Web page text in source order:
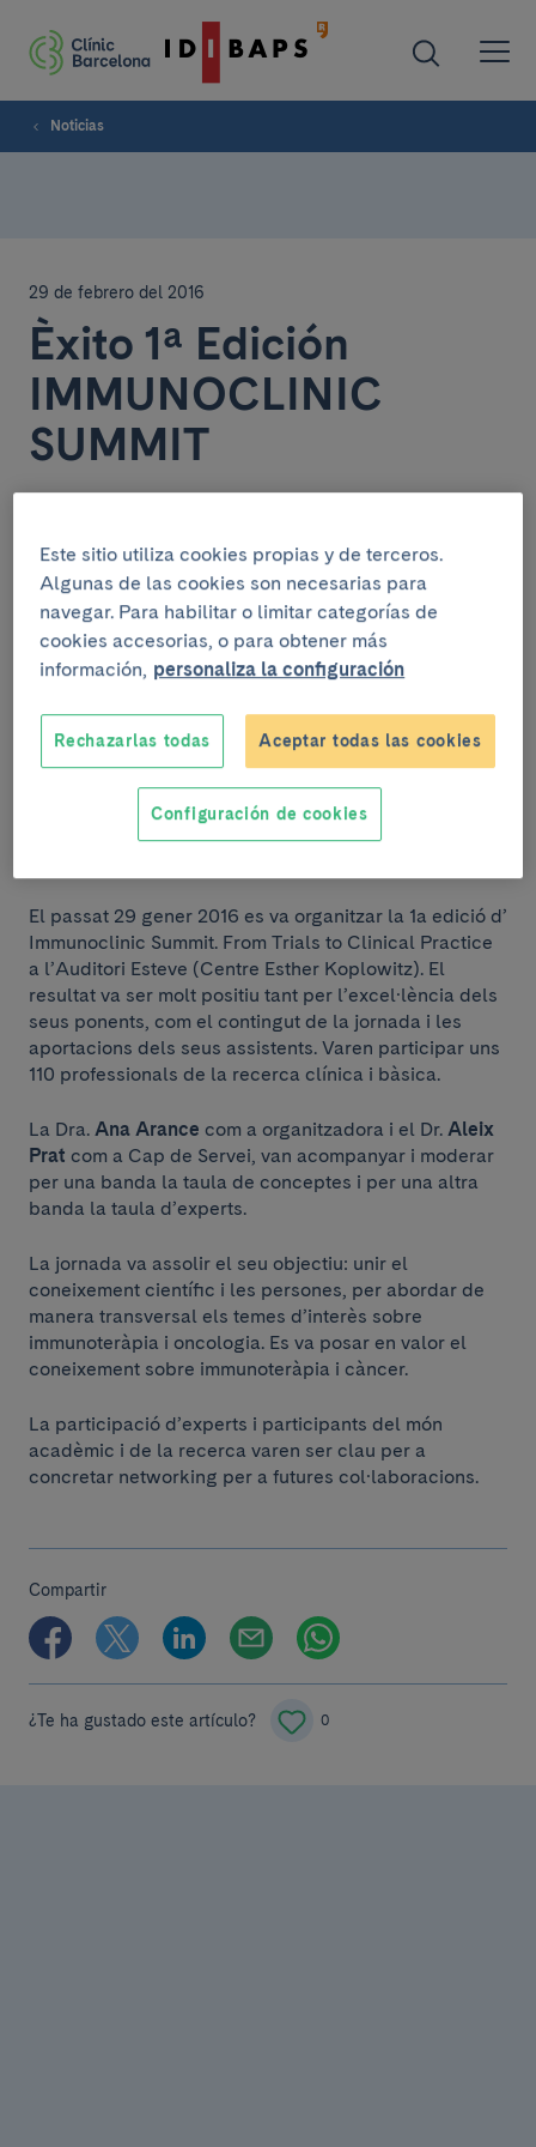
Noticias
29 de febrero del 2016
Èxito 1ª Edición
IMMUNOCLINIC
SUMMIT
El passat 29 gener 2016 es va organitzar la 1a edició d’
Immunoclinic Summit. From Trials to Clinical Practice
a l’Auditori Esteve (Centre Esther Koplowitz). El
resultat va ser molt positiu tant per l’excel·lència dels
seus ponents, com el contingut de la jornada i les
aportacions dels seus assistents. Varen participar uns
110 professionals de la recerca clínica i bàsica.
La Dra. Ana Arance com a organitzadora i el Dr. Aleix
Prat com a Cap de Servei, van acompanyar i moderar
per una banda la taula de conceptes i per una altra
banda la taula d’experts.
La jornada va assolir el seu objectiu: unir el
coneixement científic i les persones, per abordar de
manera transversal els temes d’interès sobre
immunoteràpia i oncologia. Es va posar en valor el
coneixement sobre immunoteràpia i càncer.
La participació d’experts i participants del món
acadèmic i de la recerca varen ser clau per a
concretar networking per a futures col·laboracions.
Compartir
¿Te ha gustado este artículo? 0
Este sitio utiliza cookies propias y de terceros.
Algunas de las cookies son necesarias para
navegar. Para habilitar o limitar categorías de
cookies accesorias, o para obtener más
información, personaliza la configuración
Rechazarlas todas Aceptar todas las cookies
Configuración de cookies